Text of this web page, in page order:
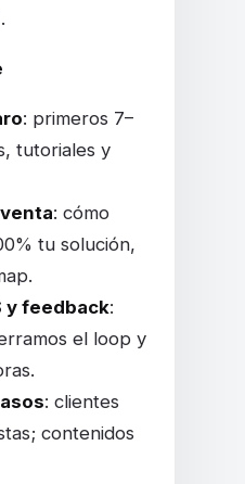
: primeros 7–
tutoriales y
: cómo
tu solución,
y feedback:
el loop y
: clientes
contenidos